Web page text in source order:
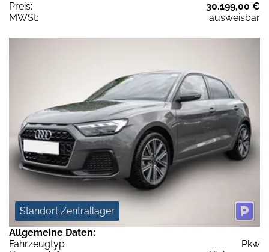
Preis:
30.199,00 €
MWSt:
ausweisbar
Standort Zentrallager
Allgemeine Daten:
Fahrzeugtyp
Pkw